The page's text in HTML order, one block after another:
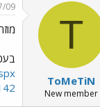
T
ToMeTiN
New member
09